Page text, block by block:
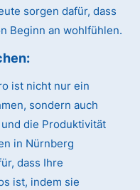
sorgen dafür, dass
Beginn an wohlfühlen.
ist nicht nur ein
sondern auch
die Produktivität
in Nürnberg
dass Ihre
ist, indem sie